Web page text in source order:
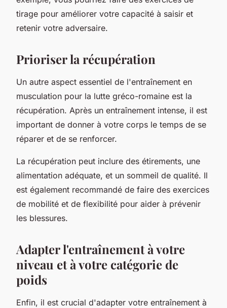
tirage pour améliorer votre capacité à saisir et
retenir votre adversaire.
Prioriser la récupération
Un autre aspect essentiel de l'entraînement en
musculation pour la lutte gréco-romaine est la
récupération. Après un entraînement intense, il est
important de donner à votre corps le temps de se
réparer et de se renforcer.
La récupération peut inclure des étirements, une
alimentation adéquate, et un sommeil de qualité. Il
est également recommandé de faire des exercices
de mobilité et de flexibilité pour aider à prévenir
les blessures.
Adapter l'entraînement à votre
niveau et à votre catégorie de
poids
Enfin, il est crucial d'adapter votre entraînement à